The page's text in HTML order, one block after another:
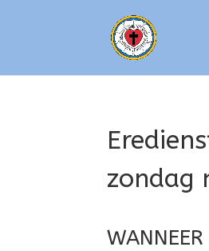
zondag
WANNEER